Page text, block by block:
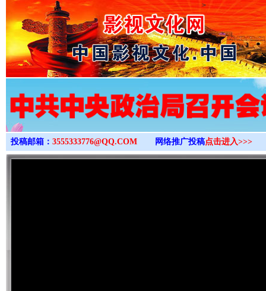
>
投稿邮箱： 3555333776@QQ.COM 网络推广投稿点击进入>>>